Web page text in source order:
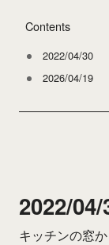
Contents
2022/04/30
2026/04/19
2022/04/
キッチンの窓